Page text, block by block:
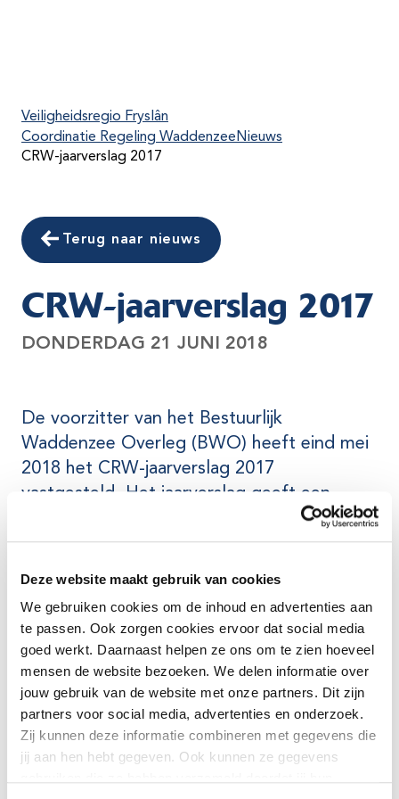
Deze website maakt gebruik van cookies
We gebruiken cookies om de inhoud en advertenties aan
te passen. Ook zorgen cookies ervoor dat social media
goed werkt. Daarnaast helpen ze ons om te zien hoeveel
mensen de website bezoeken. We delen informatie over
jouw gebruik van de website met onze partners. Dit zijn
partners voor social media, advertenties en onderzoek.
Zij kunnen deze informatie combineren met gegevens die
jij aan hen hebt gegeven. Ook kunnen ze gegevens
Veiligheidsregio Fryslân
Coordinatie Regeling Waddenzee Nieuws
CRW-jaarverslag 2017
Terug naar nieuws
CRW-jaarverslag 2017
DONDERDAG 21 JUNI 2018
De voorzitter van het Bestuurlijk
Waddenzee Overleg (BWO) heeft eind mei
2018 het CRW-jaarverslag 2017
vastgesteld. Het jaarverslag geeft een
overzicht van de in 2017 uitgevoerde
werkzaamheden en bevat het financieel
Bekijk het volledige jaarverslag Bekijk
het volledige jaarverslag
Heeft u vragen over dit jaarverslag of wilt u een of
meerdere papieren exemplaren ontvangen, neemt u dan